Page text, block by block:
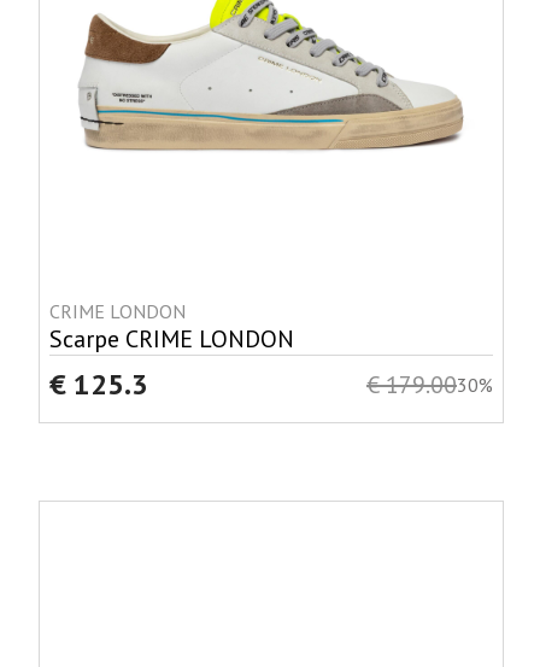
CRIME LONDON
Scarpe CRIME LONDON
€ 125.3 € 179.0030%